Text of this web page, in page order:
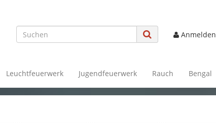
Anmelden
Leuchtfeuerwerk Jugendfeuerwerk Rauch Bengal